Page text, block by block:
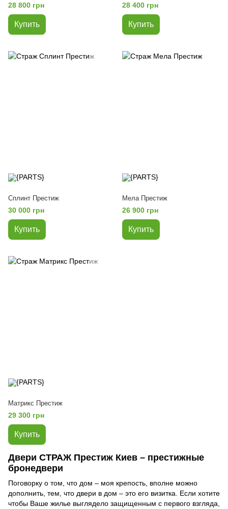
28 800 грн
Купить
28 400 грн
Купить
Сплинт Престиж
30 000 грн
Купить
Мела Престиж
26 900 грн
Купить
Матрикс Престиж
29 300 грн
Купить
Двери СТРАЖ Престиж Киев – престижные
бронедвери
Поговорку о том, что дом – моя крепость, вполне можно
дополнить, тем, что двери в дом – это его визитка. Если хотите
чтобы Ваше жилье выглядело защищенным с первого взгляда,